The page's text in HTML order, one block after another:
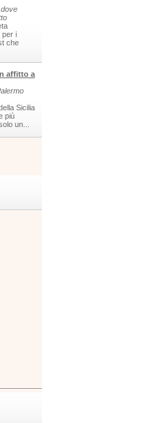
per i
che
affitto a
Sicilia
più
un...